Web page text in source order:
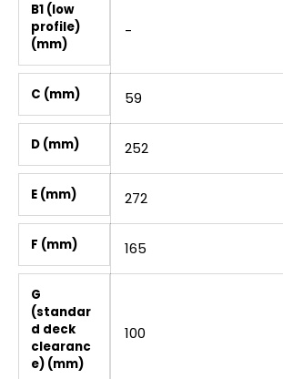
B1 (low
profile)
(mm)
-
C (mm) 59
D (mm) 252
E (mm) 272
F (mm) 165
G
(standar
d deck
clearanc
e) (mm)
100